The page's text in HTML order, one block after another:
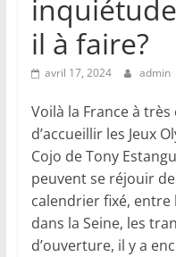
il à faire?
avril 17, 2024 admin
Voilà la France à
d’accueillir les Jeux
Cojo de Tony
peuvent se réjouir
calendrier fixé, entre
dans la Seine, les
d’ouverture, il y a